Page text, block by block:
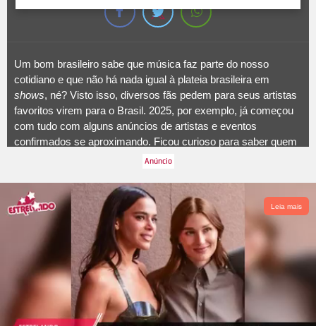
Um bom brasileiro sabe que música faz parte do nosso
cotidiano e que não há nada igual à plateia brasileira em
shows, né? Visto isso, diversos fãs pedem para seus artistas
favoritos virem para o Brasil. 2025, por exemplo, já começou
com tudo com alguns anúncios de artistas e eventos
confirmados se aproximando. Ficou curioso para saber quem
vem por aí? A seguir, veja a lista de nomes confirmados para
Leia mais